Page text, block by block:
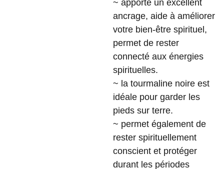
~ apporte un excellent
ancrage, aide à améliorer
votre bien-être spirituel,
permet de rester
connecté aux énergies
spirituelles.
~ la tourmaline noire est
idéale pour garder les
pieds sur terre.
~ permet également de
rester spirituellement
conscient et protéger
durant les périodes